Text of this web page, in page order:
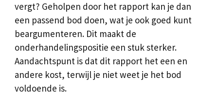
vergt? Geholpen door het rapport kan je dan
een passend bod doen, wat je ook goed kunt
beargumenteren. Dit maakt de
onderhandelingspositie een stuk sterker.
Aandachtspunt is dat dit rapport het een en
andere kost, terwijl je niet weet je het bod
voldoende is.